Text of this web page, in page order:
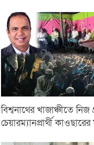
বিশ্বনাথের খাজাঞ্চীতে নিজ
চেয়ারম্যানপ্রার্থী